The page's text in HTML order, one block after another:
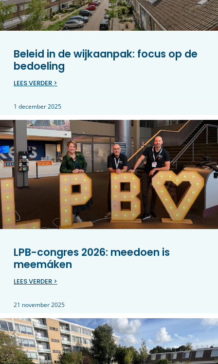
Beleid in de wijkaanpak: focus op de
bedoeling
LEES VERDER >
1 december 2025
LPB-congres 2026: meedoen is
meemáken
LEES VERDER >
21 november 2025